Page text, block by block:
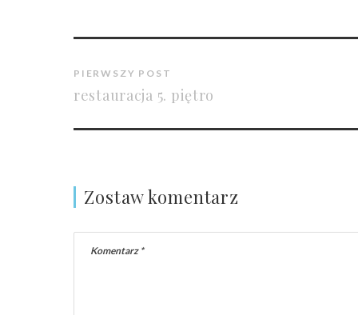
PIERWSZY POST
restauracja 5. piętro
Zostaw komentarz